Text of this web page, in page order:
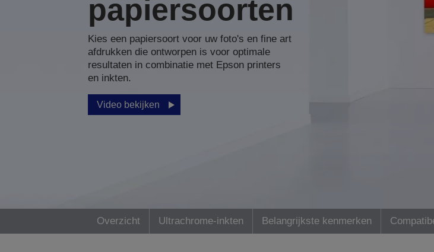
papiersoorten
Kies een papiersoort voor uw foto's en fine art
afdrukken die ontworpen is voor optimale
resultaten in combinatie met Epson printers
en inkten.
Video bekijken
Overzicht Ultrachrome-inkten Belangrijkste kenmerken